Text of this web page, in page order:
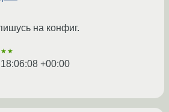
на конфиг.
+00:00